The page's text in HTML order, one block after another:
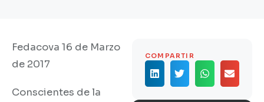
Fedacova 16 de Marzo
de 2017
Conscientes de la
COMPARTIR